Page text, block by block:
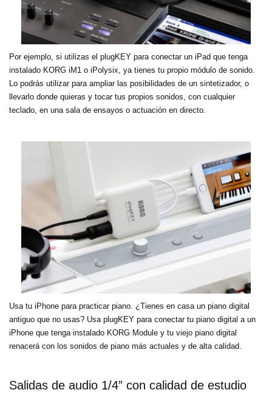
Por ejemplo, si utilizas el plugKEY para conectar un iPad que tenga
instalado KORG iM1 o iPolysix, ya tienes tu propio módulo de sonido.
Lo podrás utilizar para ampliar las posibilidades de un sintetizador, o
llevarlo donde quieras y tocar tus propios sonidos, con cualquier
teclado, en una sala de ensayos o actuación en directo.
Usa tu iPhone para practicar piano. ¿Tienes en casa un piano digital
antiguo que no usas? Usa plugKEY para conectar tu piano digital a un
iPhone que tenga instalado KORG Module y tu viejo piano digital
renacerá con los sonidos de piano más actuales y de alta calidad.
Salidas de audio 1/4” con calidad de estudio